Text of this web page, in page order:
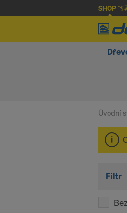
SHOP
Úvodní
Filtr